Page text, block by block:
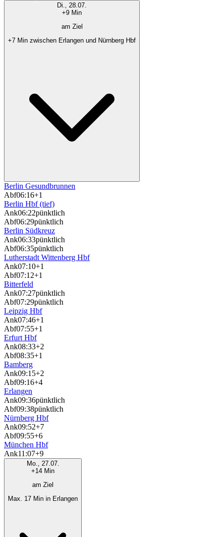
Di., 28.07.
+9 Min
am Ziel
+7 Min zwischen Erlangen und Nürnberg Hbf
Berlin Gesundbrunnen
Abf06:16+1
Berlin Hbf (tief)
Ank06:22pünktlich
Abf06:29pünktlich
Berlin Südkreuz
Ank06:33pünktlich
Abf06:35pünktlich
Lutherstadt Wittenberg Hbf
Ank07:10+1
Abf07:12+1
Bitterfeld
Ank07:27pünktlich
Abf07:29pünktlich
Leipzig Hbf
Ank07:46+1
Abf07:55+1
Erfurt Hbf
Ank08:33+2
Abf08:35+1
Bamberg
Ank09:15+2
Abf09:16+4
Erlangen
Ank09:36pünktlich
Abf09:38pünktlich
Nürnberg Hbf
Ank09:52+7
Abf09:55+6
München Hbf
Ank11:07+9
Mo., 27.07.
+14 Min
am Ziel
Max. 17 Min in Erlangen